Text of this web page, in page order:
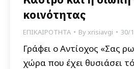
κοινότητας
ΕΠΙΚΑΙΡΟΤΗΤΑ Byxrisiavgi 30/
Γράφει ο Αντίοχος «Σας
χώρα που έχει θυσιάσει